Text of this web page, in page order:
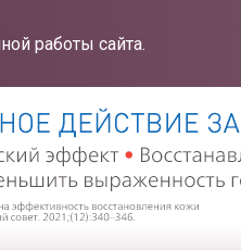
работы сайта.